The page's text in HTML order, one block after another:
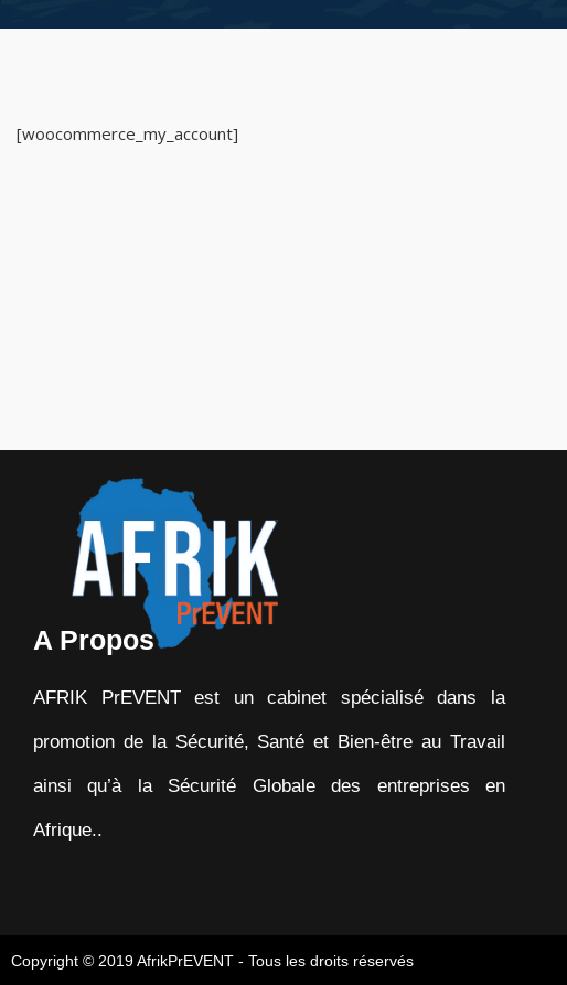
[woocommerce_my_account]
A Propos
AFRIK PrEVENT est un cabinet spécialisé dans la
promotion de la Sécurité, Santé et Bien-être au Travail
ainsi qu’à la Sécurité Globale des entreprises en
Afrique..
Copyright © 2019 AfrikPrEVENT - Tous les droits réservés